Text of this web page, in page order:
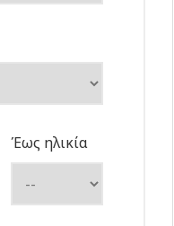
Έως ηλικία